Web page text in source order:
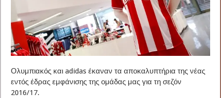
Ολυμπιακός και adidas έκαναν τα αποκαλυπτήρια της νέας
εντός έδρας εμφάνισης της ομάδας μας για τη σεζόν
2016/17.